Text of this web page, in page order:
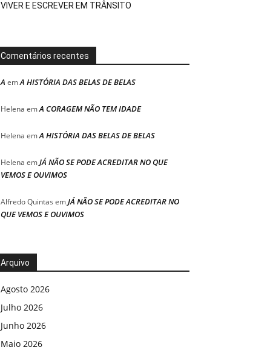
VIVER E ESCREVER EM TRÂNSITO
Comentários recentes
A emA HISTÓRIA DAS BELAS DE BELAS
Helena emA CORAGEM NÃO TEM IDADE
Helena emA HISTÓRIA DAS BELAS DE BELAS
Helena emJÁ NÃO SE PODE ACREDITAR NO QUE
VEMOS E OUVIMOS
Alfredo Quintas emJÁ NÃO SE PODE ACREDITAR NO
QUE VEMOS E OUVIMOS
Arquivo
Agosto 2026
Julho 2026
Junho 2026
Maio 2026